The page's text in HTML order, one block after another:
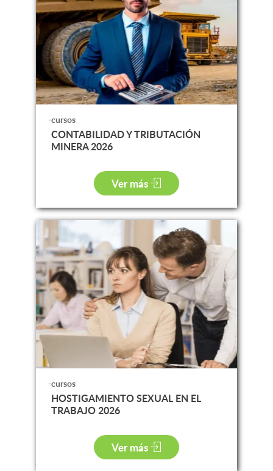
-cursos
CONTABILIDAD Y TRIBUTACIÓN
MINERA 2026
Ver más
-cursos
HOSTIGAMIENTO SEXUAL EN EL
TRABAJO 2026
Ver más